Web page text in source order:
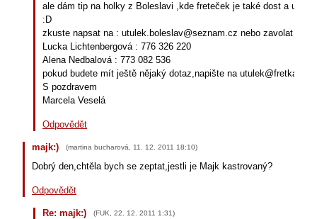
ale dám tip na holky z Boleslavi ,kde freteček je také dost a
:D
zkuste napsat na : utulek.boleslav@seznam.cz nebo zavolat na
Lucka Lichtenbergová : 776 326 220
Alena Nedbalová : 773 082 536
pokud budete mít ještě nějaký dotaz,napište na utulek@fretka.cz
S pozdravem
Marcela Veselá
Odpovědět
majk:) (martina bucharová 11. 12. 2011 18:10)
Dobrý den,chtěla bych se zeptat,jestli je Majk kastrovaný?
Odpovědět
Re: majk:) (FUK 22. 12. 2011 1:31)